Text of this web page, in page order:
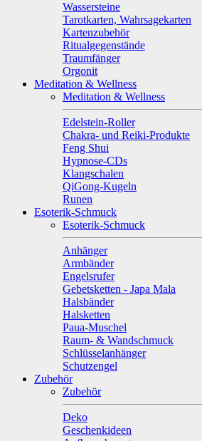
Wassersteine
Tarotkarten, Wahrsagekarten
Kartenzubehör
Ritualgegenstände
Traumfänger
Orgonit
Meditation & Wellness
Meditation & Wellness
Edelstein-Roller
Chakra- und Reiki-Produkte
Feng Shui
Hypnose-CDs
Klangschalen
QiGong-Kugeln
Runen
Esoterik-Schmuck
Esoterik-Schmuck
Anhänger
Armbänder
Engelsrufer
Gebetsketten - Japa Mala
Halsbänder
Halsketten
Paua-Muschel
Raum- & Wandschmuck
Schlüsselanhänger
Schutzengel
Zubehör
Zubehör
Deko
Geschenkideen